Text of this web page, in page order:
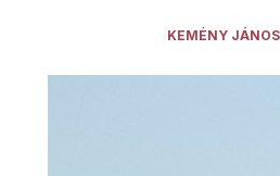
KEMÉNY JÁNOS